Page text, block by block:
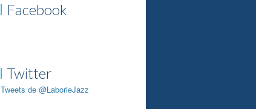
Facebook
Twitter
Tweets de @LaborieJazz